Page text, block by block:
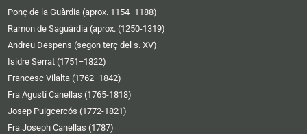
b
e
r
Ponç de la Guàrdia (aprox. 1154−1188)
Ramon de Saguàrdia (aprox. (1250-1319)
Andreu Despens (segon terç del s. XV)
Isidre Serrat (1751−1822)
Francesc Vilalta (1762−1842)
Fra Agustí Canellas (1765-1818)
Josep Puigcercós (1772-1821)
Fra Joseph Canellas (1787)